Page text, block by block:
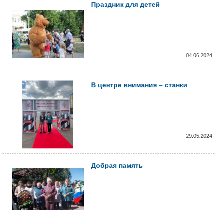
Праздник для детей
04.06.2024
В центре внимания – станки
29.05.2024
Добрая память